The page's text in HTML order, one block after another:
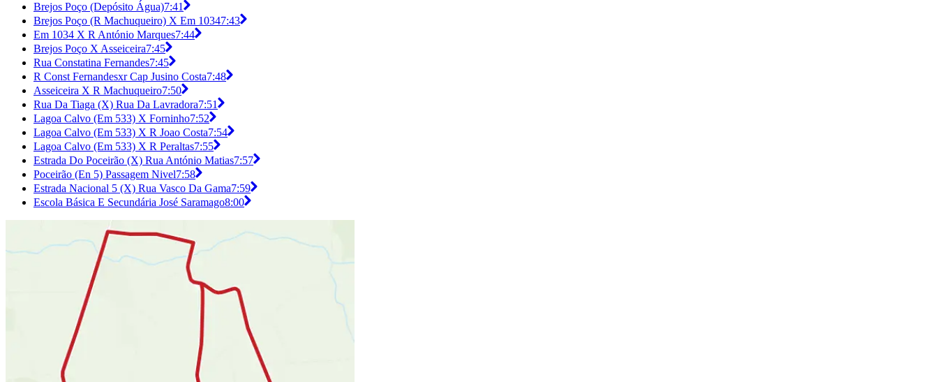
Brejos Poço (Depósito Água)7:41
Brejos Poço (R Machuqueiro) X Em 10347:43
Em 1034 X R António Marques7:44
Brejos Poço X Asseiceira7:45
Rua Constatina Fernandes7:45
R Const Fernandesxr Cap Jusino Costa7:48
Asseiceira X R Machuqueiro7:50
Rua Da Tiaga (X) Rua Da Lavradora7:51
Lagoa Calvo (Em 533) X Forninho7:52
Lagoa Calvo (Em 533) X R Joao Costa7:54
Lagoa Calvo (Em 533) X R Peraltas7:55
Estrada Do Poceirão (X) Rua António Matias7:57
Poceirão (En 5) Passagem Nivel7:58
Estrada Nacional 5 (X) Rua Vasco Da Gama7:59
Escola Básica E Secundária José Saramago8:00